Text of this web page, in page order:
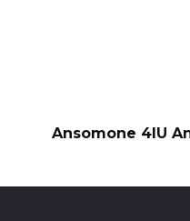
Ansomone 4IU